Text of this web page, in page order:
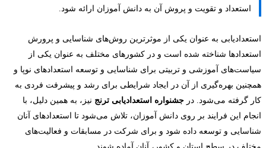
استعداد و تقویت و پروش آن به دانش آموزان ارائه شود.
استعدادیابی به عنوان یکی از موثرترین روش‌های شناسایی و پرورش
استعدادها شناخته شده است و در کشورهای مختلف به عنوان یکی از
سیاست‌های آموزشی و تربیتی برای شناسایی و توسعه استعدادهای نوپا و
همچنین بهره‌گیری از آن در ایجاد شرایطی برای رشد و پیشرفت فردی به
کار گرفته می‌شود. در جشنواره استعدادیابی ترنج نیز، به همین دلیل، با
انجام این فرایند بر روی دانش آموزان، تلاش می‌شود تا استعدادهای آنان
شناسایی و توسعه داده شود و برای شرکت در مسابقات و فعالیت‌های